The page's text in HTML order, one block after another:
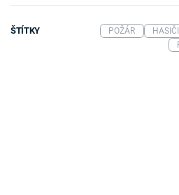
ŠTÍTKY POŽÁR HASIČI